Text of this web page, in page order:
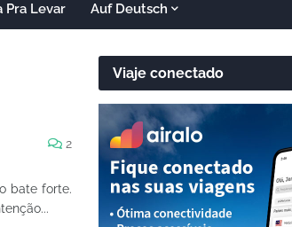
Pra Levar Auf Deutsch
2
bate forte.
Viaje conectado